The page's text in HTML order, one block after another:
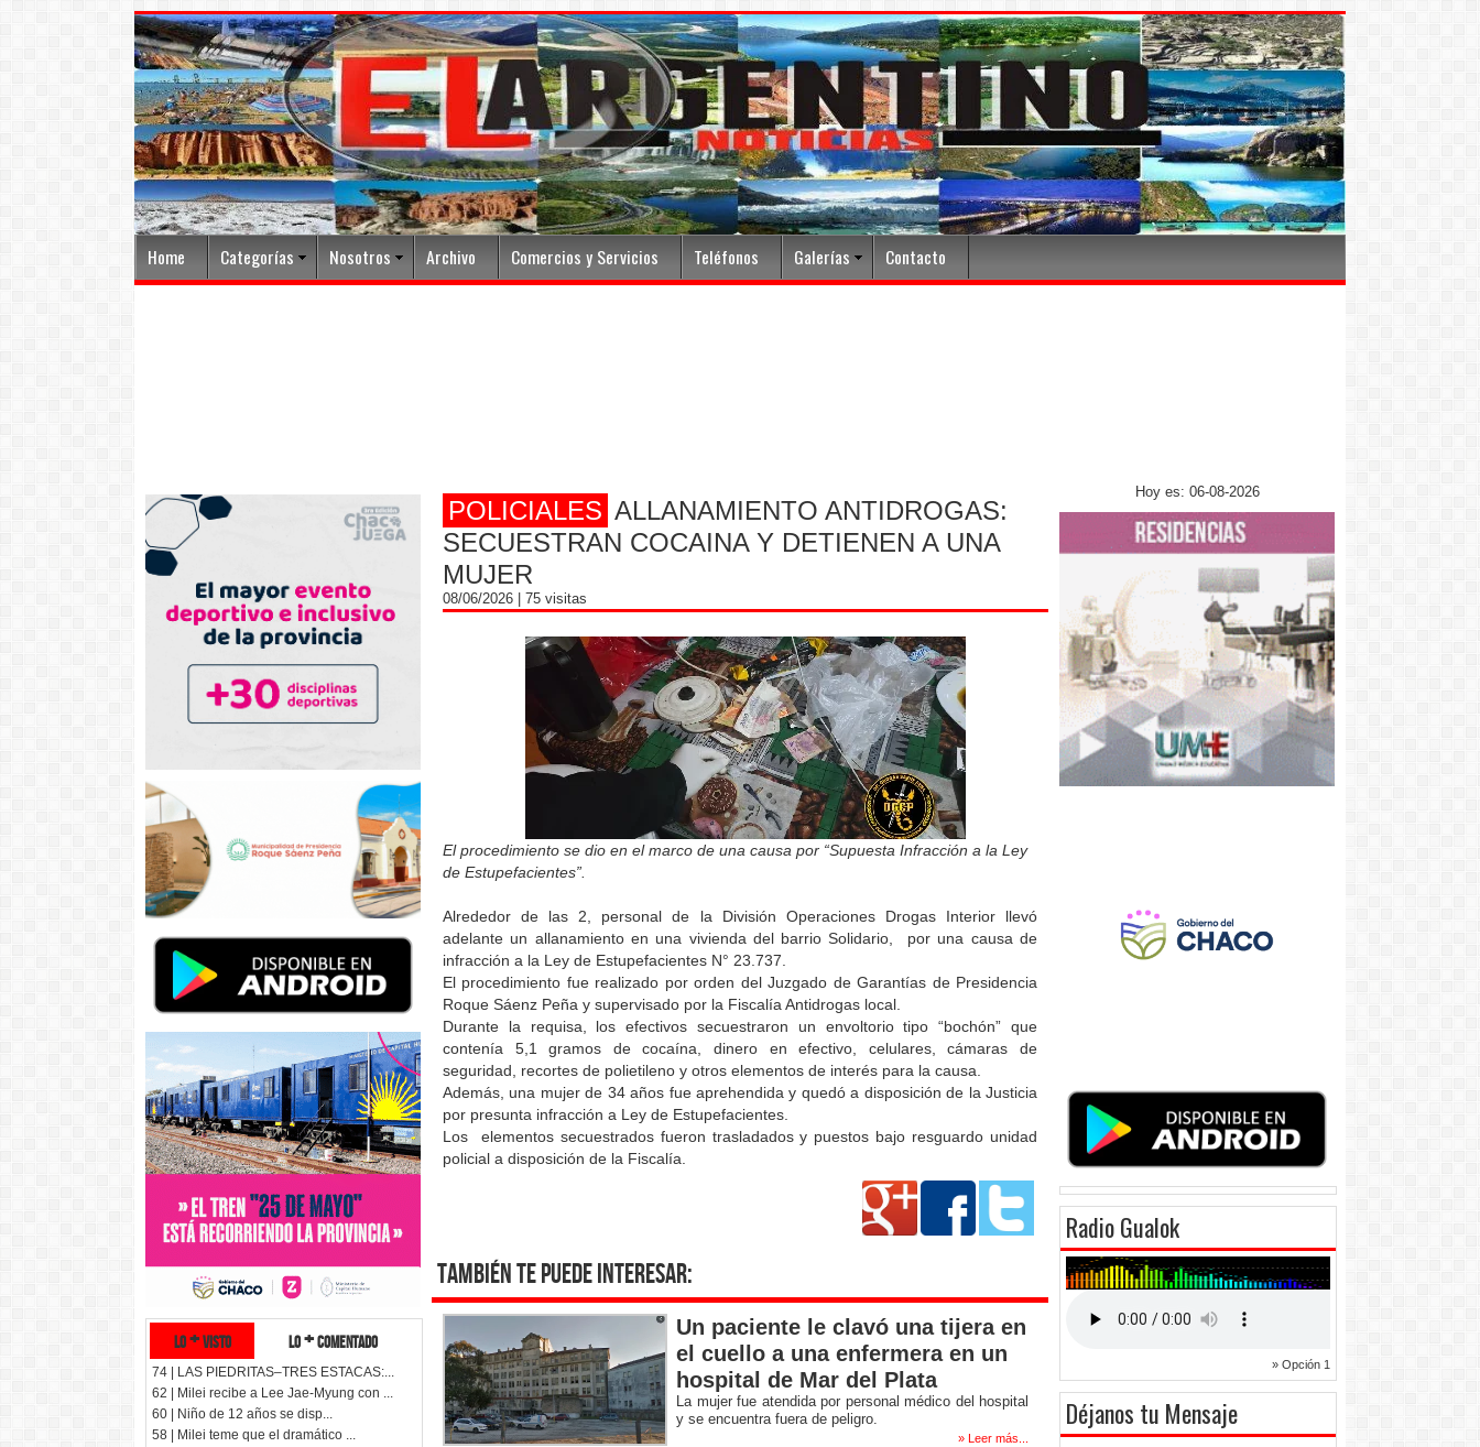
Home Categorías Nosotros Archivo Comercios y Servicios Teléfonos Galerías Contacto
Hoy es: 06-08-2026
lo + visto lo + comentado
74 | LAS PIEDRITAS–TRES ESTACAS:...
62 | Milei recibe a Lee Jae-Myung con ...
60 | Niño de 12 años se disp...
58 | Milei teme que el dramático ...
POLICIALES ALLANAMIENTO ANTIDROGAS:
SECUESTRAN COCAINA Y DETIENEN A UNA
MUJER
08/06/2026 | 75 visitas
El procedimiento se dio en el marco de una causa por “Supuesta Infracción a la Ley
de Estupefacientes”.
Alrededor de las 2, personal de la División Operaciones Drogas Interior llevó
adelante un allanamiento en una vivienda del barrio Solidario, por una causa de
infracción a la Ley de Estupefacientes N° 23.737.
El procedimiento fue realizado por orden del Juzgado de Garantías de Presidencia
Roque Sáenz Peña y supervisado por la Fiscalía Antidrogas local.
Durante la requisa, los efectivos secuestraron un envoltorio tipo “bochón” que
contenía 5,1 gramos de cocaína, dinero en efectivo, celulares, cámaras de
seguridad, recortes de polietileno y otros elementos de interés para la causa.
Además, una mujer de 34 años fue aprehendida y quedó a disposición de la Justicia
por presunta infracción a Ley de Estupefacientes.
Los elementos secuestrados fueron trasladados y puestos bajo resguardo unidad
policial a disposición de la Fiscalía.
También te puede interesar:
Un paciente le clavó una tijera en
el cuello a una enfermera en un
hospital de Mar del Plata
La mujer fue atendida por personal médico del hospital
y se encuentra fuera de peligro.
» Leer más...
Radio Gualok
» Opción 1
Déjanos tu Mensaje